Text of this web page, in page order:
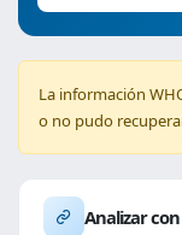
La información
o no pudo
Analizar